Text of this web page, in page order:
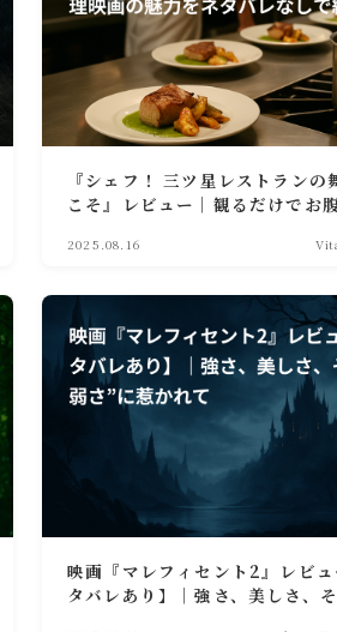
『シェフ！ 三ツ星レストランの
こそ』レビュー｜観るだけでお
2025.08.16
映画『マレフィセント2』レビ
タバレあり】｜強さ、美しさ、